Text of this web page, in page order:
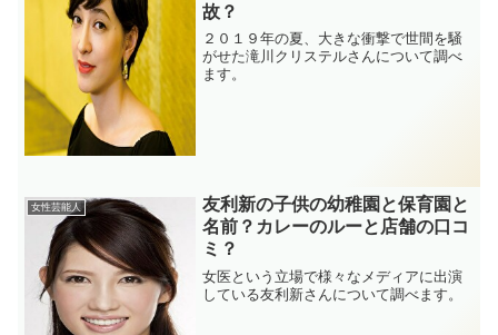
故？
２０１９年の夏、大きな衝撃で世間を騒
がせた滝川クリステルさんについて調べ
ます。
女性芸能人
友利新の子供の幼稚園と保育園と
名前？カレーのルーと店舗の口コ
ミ？
女医という立場で様々なメディアに出演
している友利新さんについて調べます。